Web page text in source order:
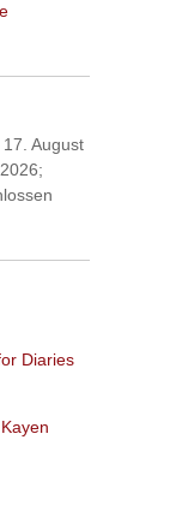
August
Diaries